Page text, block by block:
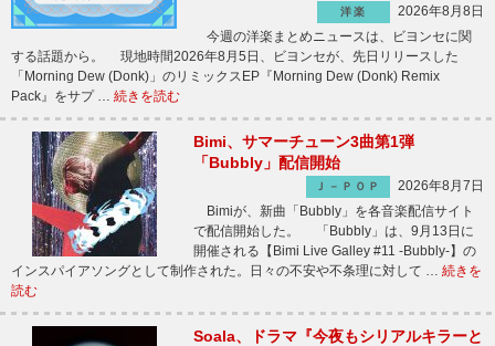
洋楽
2026年8月8日
今週の洋楽まとめニュースは、ビヨンセに関
する話題から。 現地時間2026年8月5日、ビヨンセが、先日リリースした
「Morning Dew (Donk)」のリミックスEP『Morning Dew (Donk) Remix
Pack』をサプ … 続きを読む
Bimi、サマーチューン3曲第1弾
「Bubbly」配信開始
Ｊ－ＰＯＰ
2026年8月7日
Bimiが、新曲「Bubbly」を各音楽配信サイト
で配信開始した。 「Bubbly」は、9月13日に
開催される【Bimi Live Galley #11 -Bubbly-】の
インスパイアソングとして制作された。日々の不安や不条理に対して … 続きを
読む
Soala、ドラマ『今夜もシリアルキラーと